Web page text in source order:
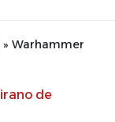
» Warhammer